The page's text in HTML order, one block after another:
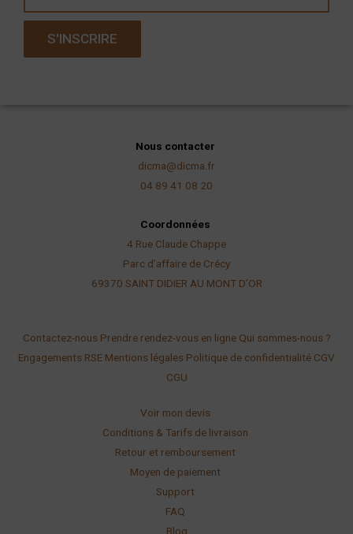
a
S'INSCRIRE
Nous contacter
dicma@dicma.fr
04 89 41 08 20
Coordonnées
4 Rue Claude Chappe
Parc d’affaire de Crécy
69370 SAINT DIDIER AU MONT D’OR
Contactez-nous Prendre rendez-vous en ligne Qui sommes-nous ?
Engagements RSE Mentions légales Politique de confidentialité CGV
CGU
Voir mon devis
Conditions & Tarifs de livraison
Retour et remboursement
Moyen de paiement
Support
FAQ
Blog